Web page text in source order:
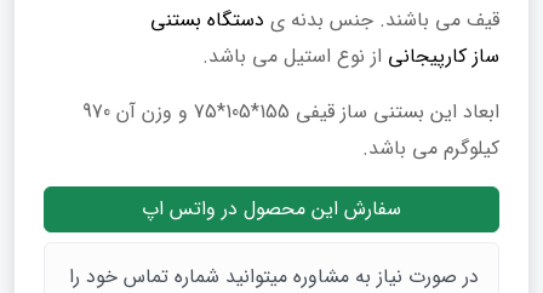
قیف می باشند. جنس بدنه ی دستگاه بستنی
ساز کارپیجانی از نوع استیل می باشد.
ابعاد این بستنی ساز قیفی 155*105*75 و وزن آن 970
کیلوگرم می باشد.
سفارش این محصول در واتس اپ
در صورت نیاز به مشاوره میتوانید شماره تماس خود را